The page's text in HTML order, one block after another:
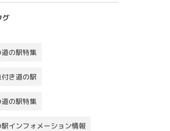
グ
道の駅特集
き道の駅
道の駅特集
駅インフォメーション情報